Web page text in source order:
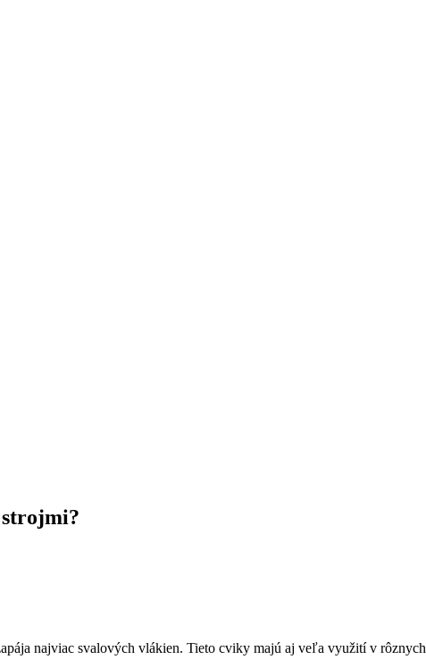
najviac svalových vlákien. Tieto cviky majú aj veľa využití v rôznych